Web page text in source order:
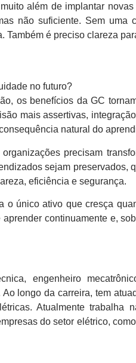
além de implantar
não suficiente. Sem uma
é preciso clareza
no futuro?
os benefícios da GC
mais assertivas,
natural do
precisam
sejam preservados,
eficiência e segurança.
único ativo que cresça
continuamente e,
engenheiro
longo da carreira, tem
Atualmente trabalha
do setor elétrico,